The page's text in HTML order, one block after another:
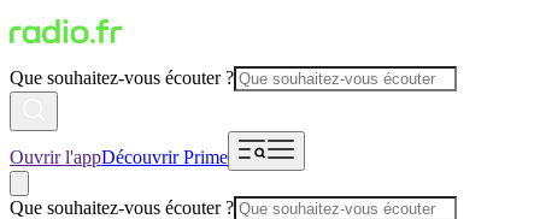
Que souhaitez-vous écouter ?
Ouvrir l'appDécouvrir Prime
Que souhaitez-vous écouter ?